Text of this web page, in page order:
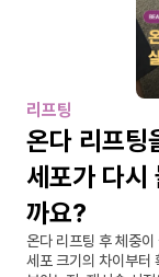
리프팅
온다 리프팅
세포가 다시
까요?
온다 리프팅 후 체중
세포 크기의 차이부터